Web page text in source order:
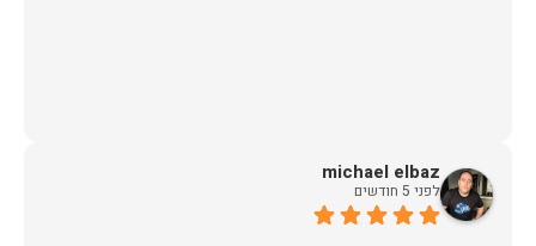
michael elbaz
לפני 5 חודשים